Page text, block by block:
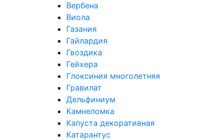
Вербена
Виола
Газания
Гайлардия
Гвоздика
Гейхера
Глоксиния многолетняя
Гравилат
Дельфиниум
Камнеломка
Капуста декоративная
Катарантус